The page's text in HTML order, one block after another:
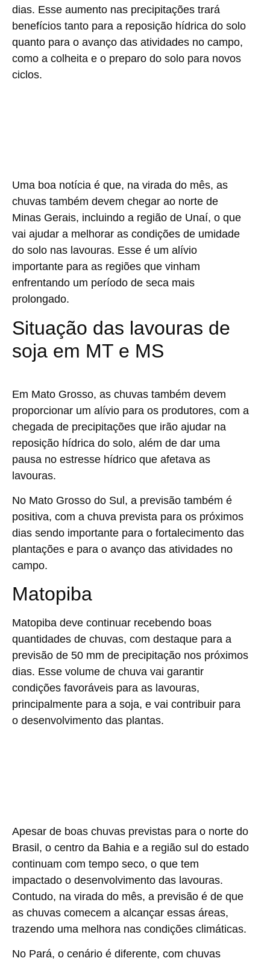
dias. Esse aumento nas precipitações trará
benefícios tanto para a reposição hídrica do solo
quanto para o avanço das atividades no campo,
como a colheita e o preparo do solo para novos
ciclos.
Uma boa notícia é que, na virada do mês, as
chuvas também devem chegar ao norte de
Minas Gerais, incluindo a região de Unaí, o que
vai ajudar a melhorar as condições de umidade
do solo nas lavouras. Esse é um alívio
importante para as regiões que vinham
enfrentando um período de seca mais
prolongado.
Situação das lavouras de
soja em MT e MS
Em Mato Grosso, as chuvas também devem
proporcionar um alívio para os produtores, com a
chegada de precipitações que irão ajudar na
reposição hídrica do solo, além de dar uma
pausa no estresse hídrico que afetava as
lavouras.
No Mato Grosso do Sul, a previsão também é
positiva, com a chuva prevista para os próximos
dias sendo importante para o fortalecimento das
plantações e para o avanço das atividades no
campo.
Matopiba
Matopiba deve continuar recebendo boas
quantidades de chuvas, com destaque para a
previsão de 50 mm de precipitação nos próximos
dias. Esse volume de chuva vai garantir
condições favoráveis para as lavouras,
principalmente para a soja, e vai contribuir para
o desenvolvimento das plantas.
Apesar de boas chuvas previstas para o norte do
Brasil, o centro da Bahia e a região sul do estado
continuam com tempo seco, o que tem
impactado o desenvolvimento das lavouras.
Contudo, na virada do mês, a previsão é de que
as chuvas comecem a alcançar essas áreas,
trazendo uma melhora nas condições climáticas.
No Pará, o cenário é diferente, com chuvas